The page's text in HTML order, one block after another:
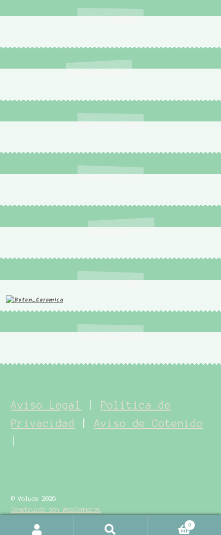
Aviso Legal
Política de
Privacidad
|Aviso de Cotenido
© Voluce 2026
Construido con WooCommerce
0